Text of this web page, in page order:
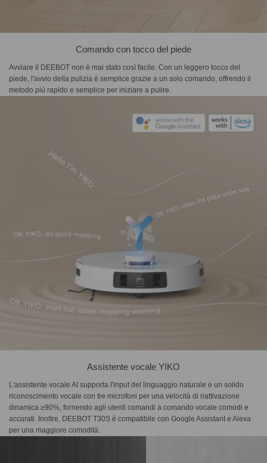
Comando con tocco del piede
Avviare il DEEBOT non è mai stato così facile. Con un leggero tocco del
piede, l'avvio della pulizia è semplice grazie a un solo comando, offrendo il
metodo più rapido e semplice per iniziare a pulire.
Assistente vocale YIKO
L'assistente vocale AI supporta l'input del linguaggio naturale e un solido
riconoscimento vocale con tre microfoni per una velocità di riattivazione
dinamica ≥90%, fornendo agli utenti comandi a comando vocale comodi e
accurati. Inoltre, DEEBOT T30S è compatibile con Google Assistant e Alexa
per una maggiore comodità.